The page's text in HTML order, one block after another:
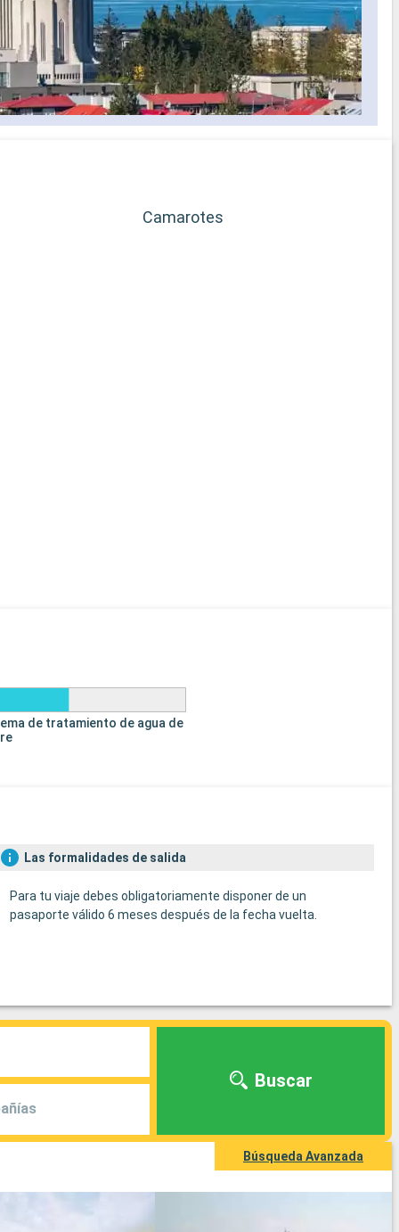
Camarotes
de tratamiento de agua de
Las formalidades de salida
Para tu viaje debes obligatoriamente disponer de un
pasaporte válido 6 meses después de la fecha vuelta.
Buscar
Búsqueda Avanzada